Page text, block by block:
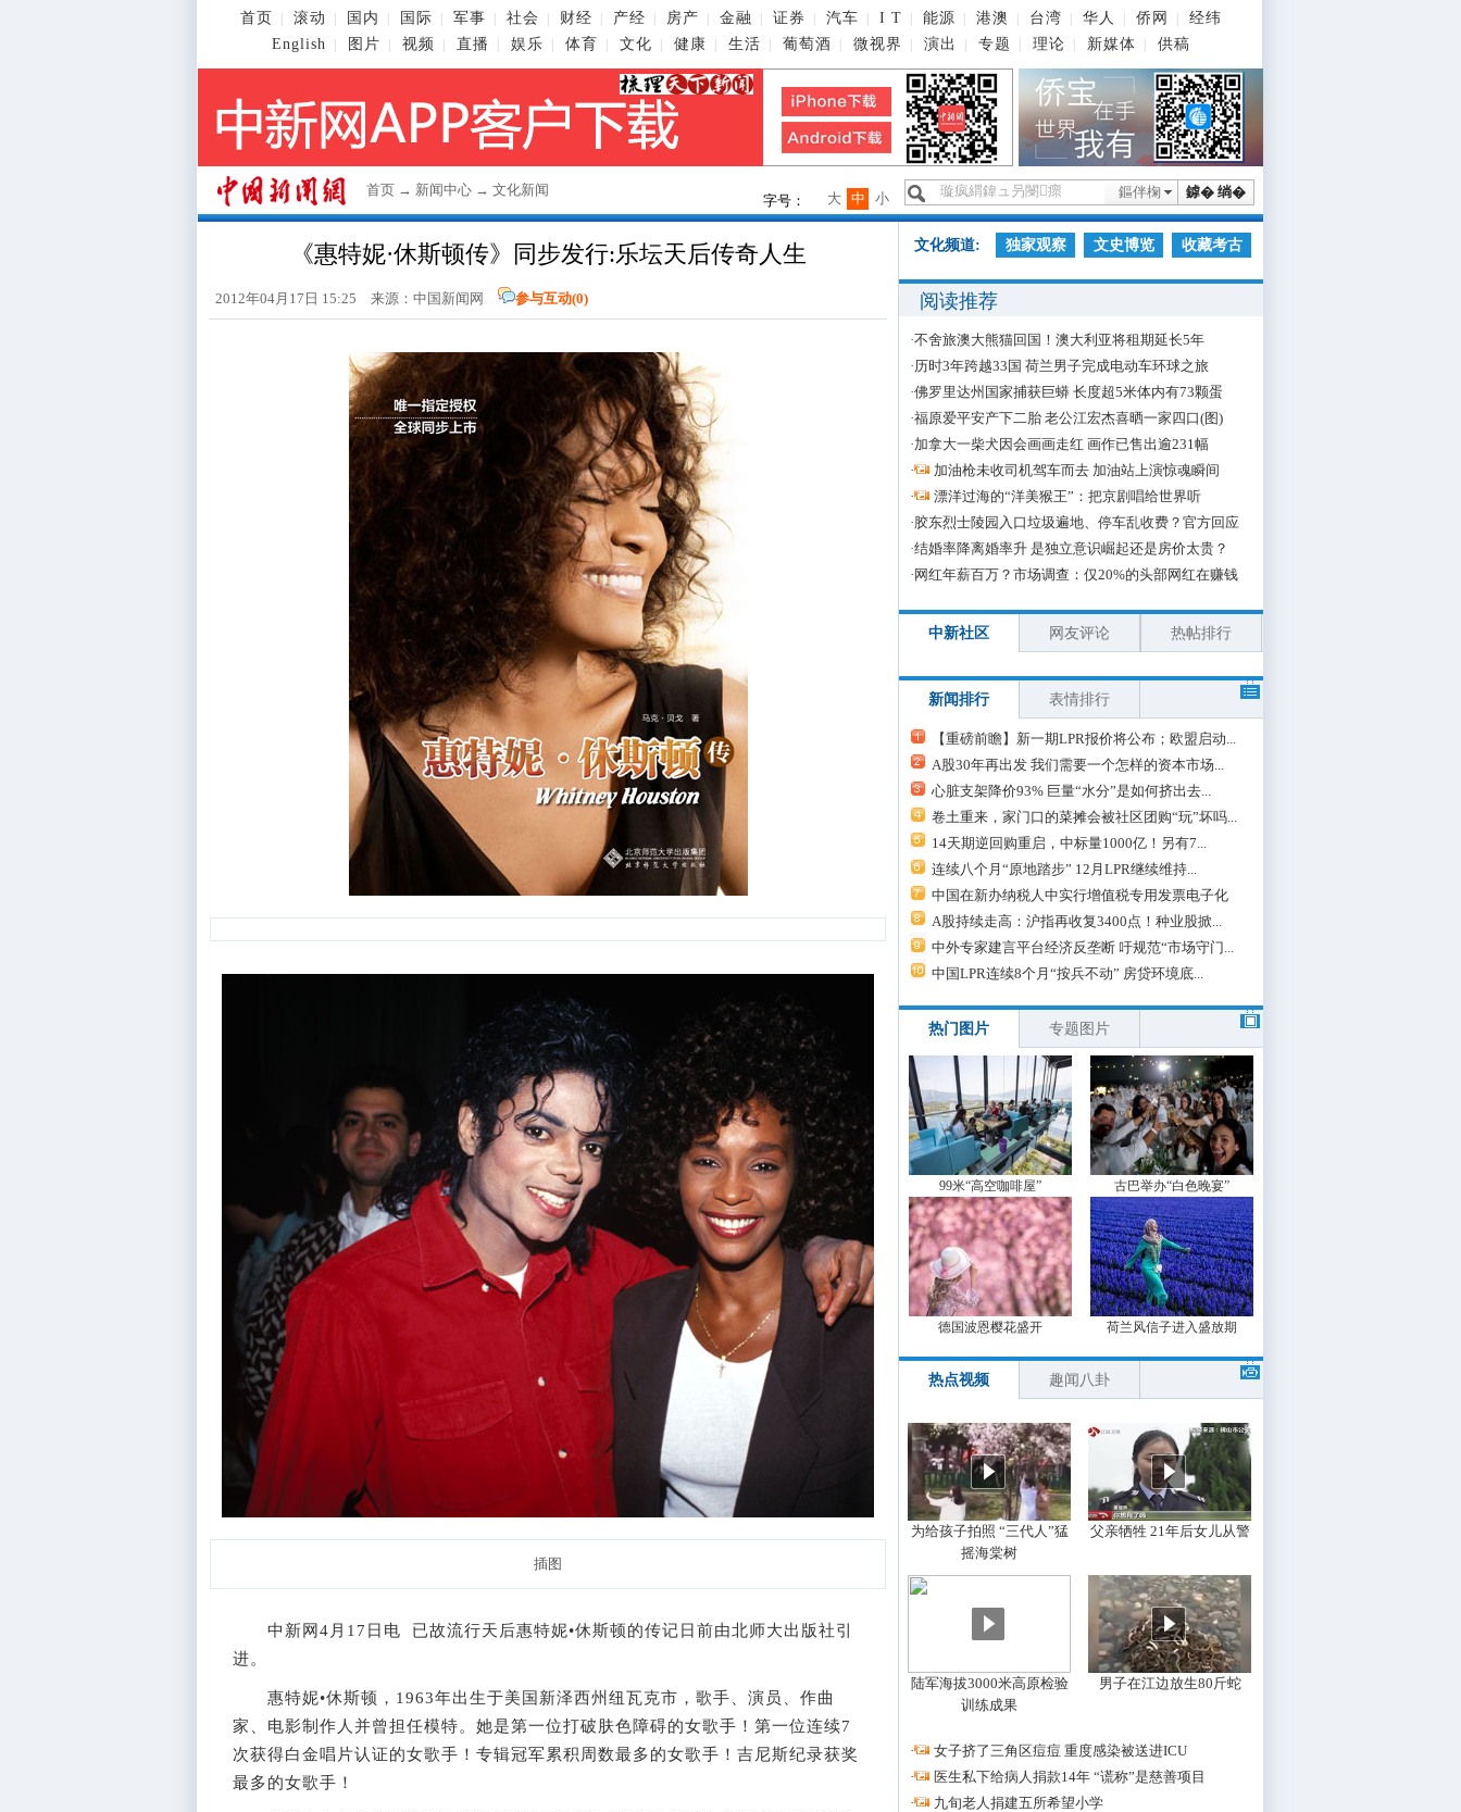
首页 滚动 国内 国际 军事 社会 财经 产经 房产 金融 证券 汽车 I T 能源 港澳 台湾 华人 侨网
经纬
English
图片 视频 直播 娱乐 体育 文化 健康 生活 葡萄酒 微视界 演出 专题 理论 新媒体 供稿
首页 → 新闻中心 → 文化新闻 鎼� 绱�
鏂伴椈
字号： 小
中
大
《惠特妮·休斯顿传》同步发行:乐坛天后传奇人生
2012年04月17日 15:25 来源：中国新闻网 参与互动(0)
插图
中新网4月17日电 已故流行天后惠特妮•休斯顿的传记日前由北师大出版社引
进。
惠特妮•休斯顿，1963年出生于美国新泽西州纽瓦克市，歌手、演员、作曲
家、电影制作人并曾担任模特。她是第一位打破肤色障碍的女歌手！第一位连续7
次获得白金唱片认证的女歌手！专辑冠军累积周数最多的女歌手！吉尼斯纪录获奖
最多的女歌手！
文化频道: 独家观察 文史博览 收藏考古
阅读推荐
·不舍旅澳大熊猫回国！澳大利亚将租期延长5年
·历时3年跨越33国 荷兰男子完成电动车环球之旅
·佛罗里达州国家捕获巨蟒 长度超5米体内有73颗蛋
·福原爱平安产下二胎 老公江宏杰喜晒一家四口(图)
·加拿大一柴犬因会画画走红 画作已售出逾231幅
·
加油枪未收司机驾车而去 加油站上演惊魂瞬间
·
漂洋过海的“洋美猴王”：把京剧唱给世界听
·胶东烈士陵园入口垃圾遍地、停车乱收费？官方回应
·结婚率降离婚率升 是独立意识崛起还是房价太贵？
· 网红年薪百万？市场调查：仅20%的头部网红在赚钱
中新社区 网友评论 热帖排行
新闻排行 表情排行
【重磅前瞻】新一期LPR报价将公布；欧盟启动...
A股30年再出发 我们需要一个怎样的资本市场...
心脏支架降价93% 巨量“水分”是如何挤出去...
卷土重来，家门口的菜摊会被社区团购“玩”坏吗...
14天期逆回购重启，中标量1000亿！另有7...
连续八个月“原地踏步” 12月LPR继续维持...
中国在新办纳税人中实行增值税专用发票电子化
A股持续走高：沪指再收复3400点！种业股掀...
中外专家建言平台经济反垄断 吁规范“市场守门...
中国LPR连续8个月“按兵不动” 房贷环境底...
热门图片 专题图片
99米“高空咖啡屋” 古巴举办“白色晚宴”
德国波恩樱花盛开 荷兰风信子进入盛放期
热点视频 趣闻八卦
为给孩子拍照 “三代人”猛
摇海棠树
父亲牺牲 21年后女儿从警
陆军海拔3000米高原检验
训练成果
男子在江边放生80斤蛇
·
女子挤了三角区痘痘 重度感染被送进ICU
·
医生私下给病人捐款14年 “谎称”是慈善项目
·
九旬老人捐建五所希望小学